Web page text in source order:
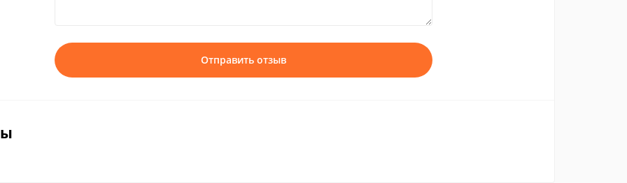
Отправить отзыв